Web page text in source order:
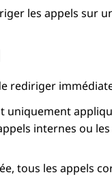
les appels sur
rediriger
uniquement
internes ou
tous les appels